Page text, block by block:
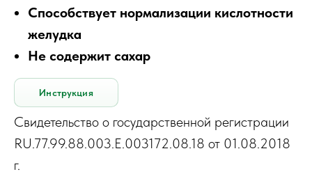
Способствует нормализации кислотности
желудка
Не содержит сахар
Инструкция
Свидетельство о государственной регистрации
RU.77.99.88.003.Е.003172.08.18 от 01.08.2018
г.